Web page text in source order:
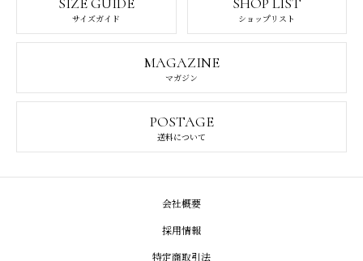
サイズガイド ショップリスト
MAGAZINE
マガジン
POSTAGE
送料について
会社概要
採用情報
特定商取引法